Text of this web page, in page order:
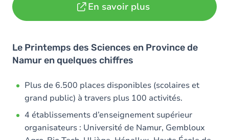
En savoir plus
Le Printemps des Sciences en Province de
Namur en quelques chiffres
Plus de 6.500 places disponibles (scolaires et
grand public) à travers plus 100 activités.
4 établissements d’enseignement supérieur
organisateurs : Université de Namur, Gembloux